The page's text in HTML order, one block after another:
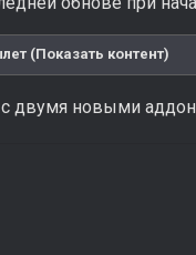
(Показать контент)
двумя новыми